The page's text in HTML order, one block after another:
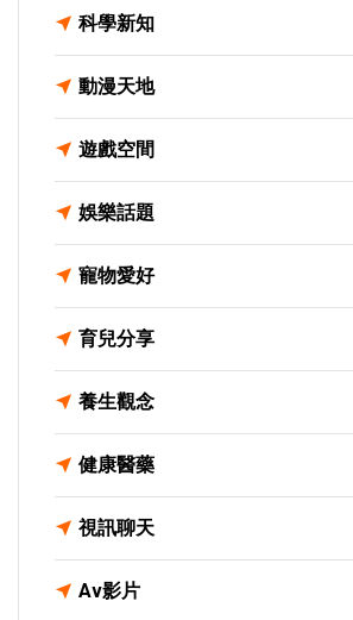
科學新知
動漫天地
遊戲空間
娛樂話題
寵物愛好
育兒分享
養生觀念
健康醫藥
視訊聊天
Av影片